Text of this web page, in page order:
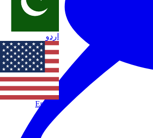
اردو
English